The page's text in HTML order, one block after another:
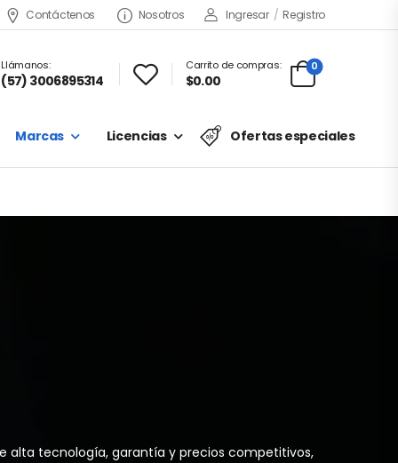
Contáctenos Nosotros Ingresar / Registro
Llámanos:
(57) 3006895314
Carrito de compras:
$0.00
0
Marcas Licencias Ofertas especiales
alta tecnología, garantía y precios competitivos,